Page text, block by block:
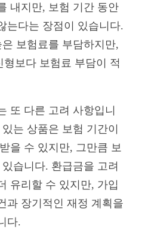
내지만, 보험 기간 동안
는다는 장점이 있습니다.
보험료를 부담하지만,
형보다 보험료 부담이 적
또 다른 고려 사항입니
는 상품은 보험 기간이
을 수 있지만, 그만큼 보
습니다. 환급금을 고려
유리할 수 있지만, 가입
과 장기적인 재정 계획을
다.